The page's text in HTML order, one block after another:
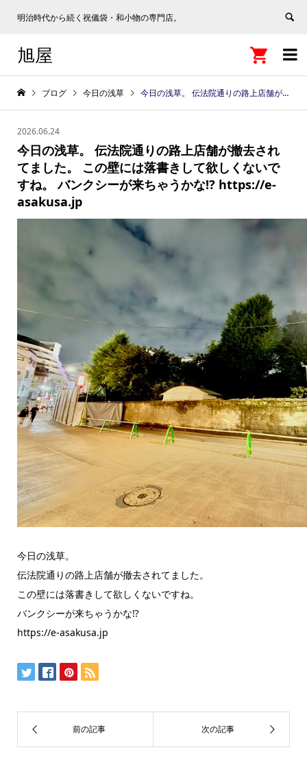
明治時代から続く祝儀袋・和小物の専門店。

旭屋 
ブログ 今日の浅草 今日の浅草。 伝法院通りの路上店舗が撤去されてました。 この壁には落書きして欲しくないですね。 バンクシーが来ちゃうかな⁉️ https://e-asakusa.jp
2026.06.24
今日の浅草。 伝法院通りの路上店舗が撤去され
てました。 この壁には落書きして欲しくないで
すね。 バンクシーが来ちゃうかな⁉️ https://e-
asakusa.jp
今日の浅草。
伝法院通りの路上店舗が撤去されてました。
この壁には落書きして欲しくないですね。
バンクシーが来ちゃうかな⁉️
https://e-asakusa.jp